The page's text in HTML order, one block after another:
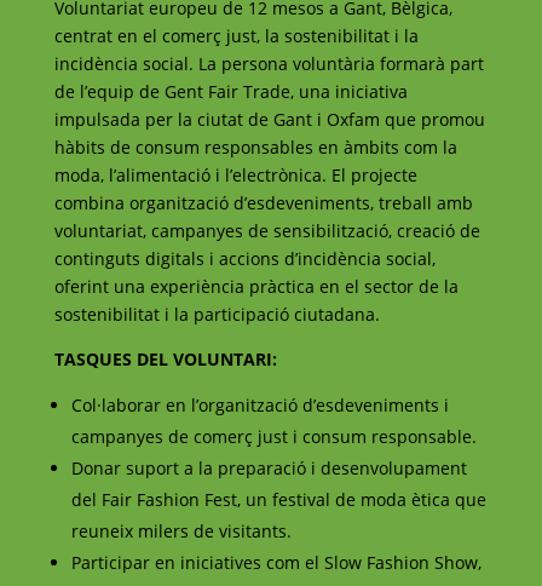
Voluntariat europeu de 12 mesos a Gant, Bèlgica,
centrat en el comerç just, la sostenibilitat i la
incidència social. La persona voluntària formarà part
de l’equip de Gent Fair Trade, una iniciativa
impulsada per la ciutat de Gant i Oxfam que promou
hàbits de consum responsables en àmbits com la
moda, l’alimentació i l’electrònica. El projecte
combina organització d’esdeveniments, treball amb
voluntariat, campanyes de sensibilització, creació de
continguts digitals i accions d’incidència social,
oferint una experiència pràctica en el sector de la
sostenibilitat i la participació ciutadana.
TASQUES DEL VOLUNTARI:
Col·laborar en l’organització d’esdeveniments i
campanyes de comerç just i consum responsable.
Donar suport a la preparació i desenvolupament
del Fair Fashion Fest, un festival de moda ètica que
reuneix milers de visitants.
Participar en iniciatives com el Slow Fashion Show,